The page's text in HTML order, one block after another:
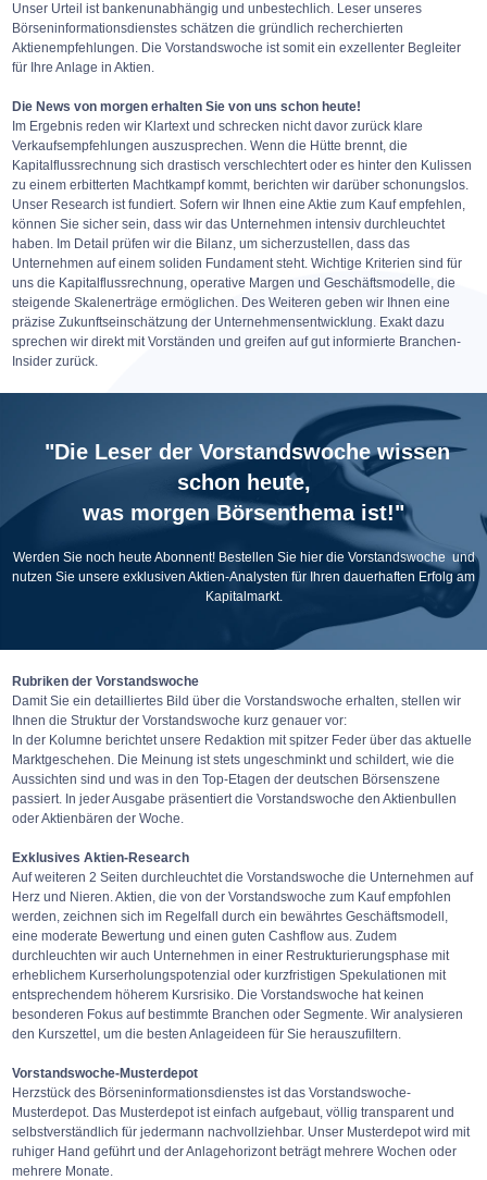
Unser Urteil ist bankenunabhängig und unbestechlich. Leser unseres
Börseninformationsdienstes schätzen die gründlich recherchierten
Aktienempfehlungen. Die Vorstandswoche ist somit ein exzellenter Begleiter
für Ihre Anlage in Aktien.
Die News von morgen erhalten Sie von uns schon heute!
Im Ergebnis reden wir Klartext und schrecken nicht davor zurück klare
Verkaufsempfehlungen auszusprechen. Wenn die Hütte brennt, die
Kapitalflussrechnung sich drastisch verschlechtert oder es hinter den Kulissen
zu einem erbitterten Machtkampf kommt, berichten wir darüber schonungslos.
Unser Research ist fundiert. Sofern wir Ihnen eine Aktie zum Kauf empfehlen,
können Sie sicher sein, dass wir das Unternehmen intensiv durchleuchtet
haben. Im Detail prüfen wir die Bilanz, um sicherzustellen, dass das
Unternehmen auf einem soliden Fundament steht. Wichtige Kriterien sind für
uns die Kapitalflussrechnung, operative Margen und Geschäftsmodelle, die
steigende Skalenerträge ermöglichen. Des Weiteren geben wir Ihnen eine
präzise Zukunftseinschätzung der Unternehmensentwicklung. Exakt dazu
sprechen wir direkt mit Vorständen und greifen auf gut informierte Branchen-
Insider zurück.
"Die Leser der Vorstandswoche wissen
schon heute,
was morgen Börsenthema ist!"
Werden Sie noch heute Abonnent! Bestellen Sie hier die Vorstandswoche und
nutzen Sie unsere exklusiven Aktien-Analysten für Ihren dauerhaften Erfolg am
Kapitalmarkt.
Rubriken der Vorstandswoche
Damit Sie ein detailliertes Bild über die Vorstandswoche erhalten, stellen wir
Ihnen die Struktur der Vorstandswoche kurz genauer vor:
In der Kolumne berichtet unsere Redaktion mit spitzer Feder über das aktuelle
Marktgeschehen. Die Meinung ist stets ungeschminkt und schildert, wie die
Aussichten sind und was in den Top-Etagen der deutschen Börsenszene
passiert. In jeder Ausgabe präsentiert die Vorstandswoche den Aktienbullen
oder Aktienbären der Woche.
Exklusives Aktien-Research
Auf weiteren 2 Seiten durchleuchtet die Vorstandswoche die Unternehmen auf
Herz und Nieren. Aktien, die von der Vorstandswoche zum Kauf empfohlen
werden, zeichnen sich im Regelfall durch ein bewährtes Geschäftsmodell,
eine moderate Bewertung und einen guten Cashflow aus. Zudem
durchleuchten wir auch Unternehmen in einer Restrukturierungsphase mit
erheblichem Kurserholungspotenzial oder kurzfristigen Spekulationen mit
entsprechendem höherem Kursrisiko. Die Vorstandswoche hat keinen
besonderen Fokus auf bestimmte Branchen oder Segmente. Wir analysieren
den Kurszettel, um die besten Anlageideen für Sie herauszufiltern.
Vorstandswoche-Musterdepot
Herzstück des Börseninformationsdienstes ist das Vorstandswoche-
Musterdepot. Das Musterdepot ist einfach aufgebaut, völlig transparent und
selbstverständlich für jedermann nachvollziehbar. Unser Musterdepot wird mit
ruhiger Hand geführt und der Anlagehorizont beträgt mehrere Wochen oder
mehrere Monate.